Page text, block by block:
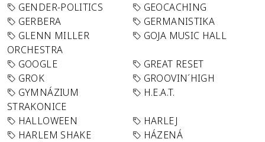
GENDER-POLITICS
GEOCACHING
GERBERA
GERMANISTIKA
GLENN MILLER
ORCHESTRA
GOJA MUSIC HALL
GOOGLE
GREAT RESET
GROK
GROOVIN´HIGH
GYMNÁZIUM
STRAKONICE
H.E.A.T.
HALLOWEEN
HARLEJ
HARLEM SHAKE
HÁZENÁ